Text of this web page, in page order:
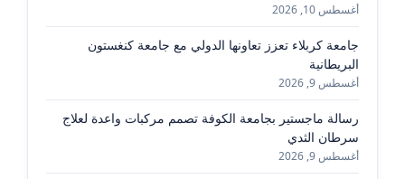
أغسطس 10, 2026
جامعة كربلاء تعزز تعاونها الدولي مع جامعة كنغستون
البريطانية
أغسطس 9, 2026
رسالة ماجستير بجامعة الكوفة تصمم مركبات واعدة لعلاج
سرطان الثدي
أغسطس 9, 2026